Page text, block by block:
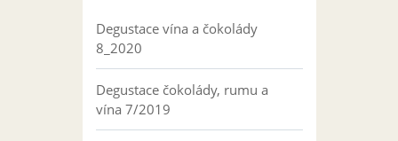
Degustace vína a čokolády
8_2020
Degustace čokolády, rumu a
vína 7/2019